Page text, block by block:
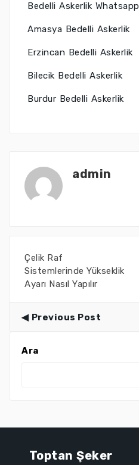
Bedelli Askerlik Whatsapp
Amasya Bedelli Askerlik
Erzincan Bedelli Askerlik
Bilecik Bedelli Askerlik
Burdur Bedelli Askerlik
admin
Çelik Raf
Sistemlerinde Yükseklik
Ayarı Nasıl Yapılır
Previous Post
Ara
Toptan Şeker